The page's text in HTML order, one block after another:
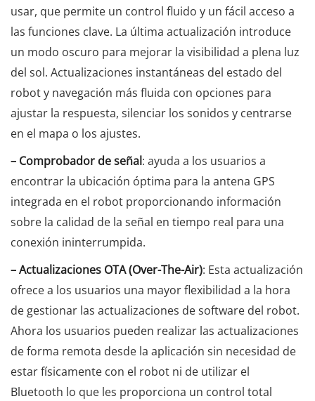
usar, que permite un control fluido y un fácil acceso a
las funciones clave. La última actualización introduce
un modo oscuro para mejorar la visibilidad a plena luz
del sol. Actualizaciones instantáneas del estado del
robot y navegación más fluida con opciones para
ajustar la respuesta, silenciar los sonidos y centrarse
en el mapa o los ajustes.
– Comprobador de señal: ayuda a los usuarios a
encontrar la ubicación óptima para la antena GPS
integrada en el robot proporcionando información
sobre la calidad de la señal en tiempo real para una
conexión ininterrumpida.
– Actualizaciones OTA (Over-The-Air): Esta actualización
ofrece a los usuarios una mayor flexibilidad a la hora
de gestionar las actualizaciones de software del robot.
Ahora los usuarios pueden realizar las actualizaciones
de forma remota desde la aplicación sin necesidad de
estar físicamente con el robot ni de utilizar el
Bluetooth lo que les proporciona un control total